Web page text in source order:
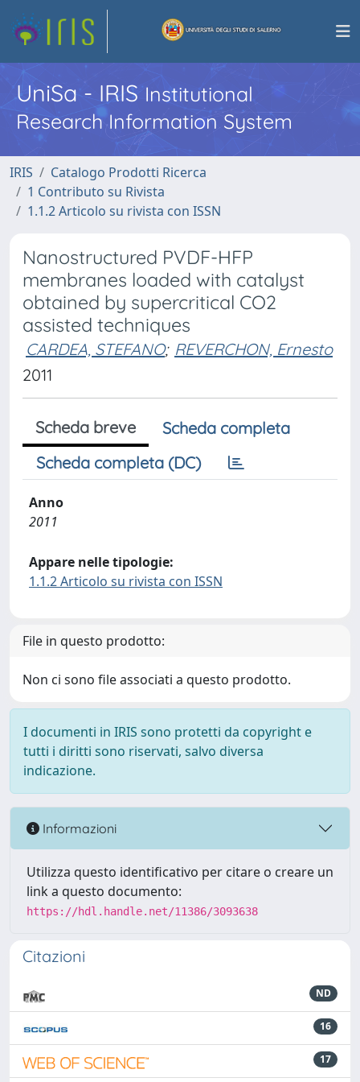
UniSa - IRISInstitutional
Research Information System
IRIS
Catalogo Prodotti Ricerca
1 Contributo su Rivista
1.1.2 Articolo su rivista con ISSN
Nanostructured PVDF-HFP
membranes loaded with catalyst
obtained by supercritical CO2
assisted techniques
CARDEA, STEFANO; REVERCHON, Ernesto
2011
Scheda breve
Scheda completa
Scheda completa (DC)
Anno
2011
Appare nelle tipologie:
1.1.2 Articolo su rivista con ISSN
File in questo prodotto:
Non ci sono file associati a questo prodotto.
I documenti in IRIS sono protetti da copyright e
tutti i diritti sono riservati, salvo diversa
indicazione.
Informazioni
Utilizza questo identificativo per citare o creare un
link a questo documento:
https://hdl.handle.net/11386/3093638
Citazioni
ND
16
17